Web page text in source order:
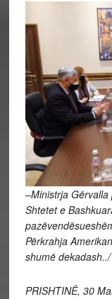
–Ministrja Gërvalla
Shtetet e
Përkrahja A
shumë dekadash../
PRISHTINË, 30